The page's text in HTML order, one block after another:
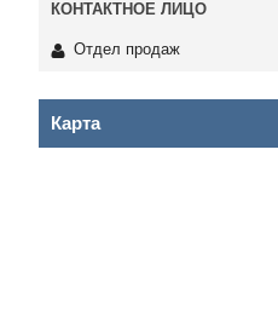
Отдел продаж
Карта